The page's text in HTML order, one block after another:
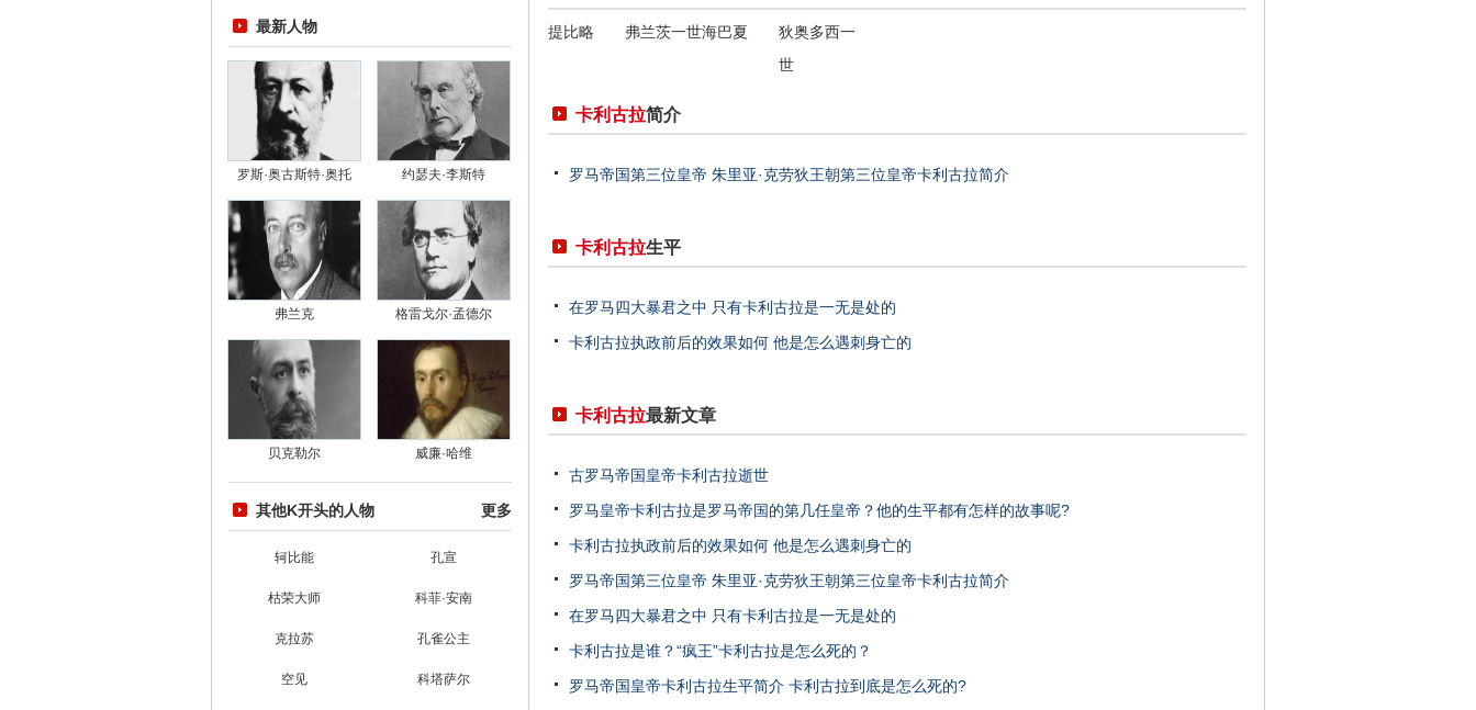
最新人物
罗斯·奥古斯特·奥托 约瑟夫·李斯特
弗兰克 格雷戈尔·孟德尔
贝克勒尔 威廉·哈维
其他K开头的人物 更多
轲比能 孔宣
枯荣大师 科菲·安南
克拉苏 孔雀公主
空见 科塔萨尔
提比略 弗兰茨一世海巴夏
狄奥多西一
世
卡利古拉简介
罗马帝国第三位皇帝 朱里亚·克劳狄王朝第三位皇帝卡利古拉简介
卡利古拉生平
在罗马四大暴君之中 只有卡利古拉是一无是处的
卡利古拉执政前后的效果如何 他是怎么遇刺身亡的
卡利古拉最新文章
古罗马帝国皇帝卡利古拉逝世
罗马皇帝卡利古拉是罗马帝国的第几任皇帝？他的生平都有怎样的故事呢?
卡利古拉执政前后的效果如何 他是怎么遇刺身亡的
罗马帝国第三位皇帝 朱里亚·克劳狄王朝第三位皇帝卡利古拉简介
在罗马四大暴君之中 只有卡利古拉是一无是处的
卡利古拉是谁？“疯王”卡利古拉是怎么死的？
罗马帝国皇帝卡利古拉生平简介 卡利古拉到底是怎么死的?